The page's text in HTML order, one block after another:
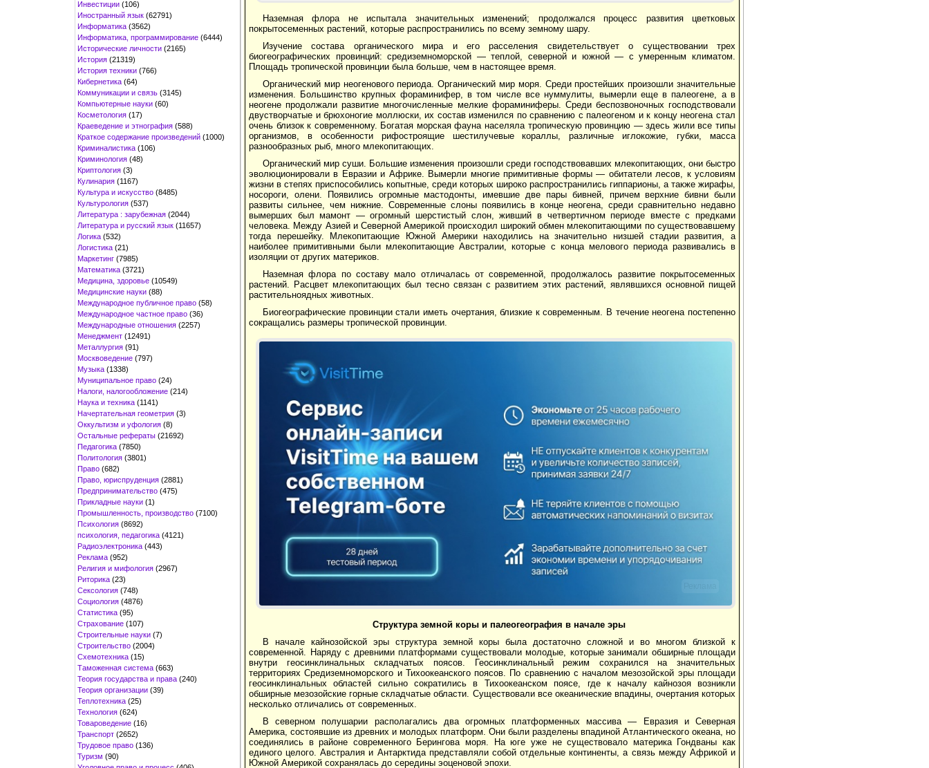
Инвестиции (106)
Иностранный язык (62791)
Информатика (3562)
Информатика, программирование (6444)
Исторические личности (2165)
История (21319)
История техники (766)
Кибернетика (64)
Коммуникации и связь (3145)
Компьютерные науки (60)
Косметология (17)
Краеведение и этнография (588)
Краткое содержание произведений (1000)
Криминалистика (106)
Криминология (48)
Криптология (3)
Кулинария (1167)
Культура и искусство (8485)
Культурология (537)
Литература : зарубежная (2044)
Литература и русский язык (11657)
Логика (532)
Логистика (21)
Маркетинг (7985)
Математика (3721)
Медицина, здоровье (10549)
Медицинские науки (88)
Международное публичное право (58)
Международное частное право (36)
Международные отношения (2257)
Менеджмент (12491)
Металлургия (91)
Москвоведение (797)
Музыка (1338)
Муниципальное право (24)
Налоги, налогообложение (214)
Наука и техника (1141)
Начертательная геометрия (3)
Оккультизм и уфология (8)
Остальные рефераты (21692)
Педагогика (7850)
Политология (3801)
Право (682)
Право, юриспруденция (2881)
Предпринимательство (475)
Прикладные науки (1)
Промышленность, производство (7100)
Психология (8692)
психология, педагогика (4121)
Радиоэлектроника (443)
Реклама (952)
Религия и мифология (2967)
Риторика (23)
Сексология (748)
Социология (4876)
Статистика (95)
Страхование (107)
Строительные науки (7)
Строительство (2004)
Схемотехника (15)
Таможенная система (663)
Теория государства и права (240)
Теория организации (39)
Теплотехника (25)
Технология (624)
Товароведение (16)
Транспорт (2652)
Трудовое право (136)
Туризм (90)
Наземная флора не испытала значительных изменений; продолжался процесс развития цветковых
покрытосеменных растений, которые распространились по всему земному шару.
Изучение состава органического мира и его расселения свидетельствует о существовании трех
биогеографических провинций: средиземноморской — теплой, северной и южной — с умеренным климатом.
Площадь тропической провинции была больше, чем в настоящее время.
Органический мир неогенового периода. Органический мир моря. Среди простейших произошли значительные
изменения. Большинство крупных фораминифер, в том числе все нуммулиты, вымерли еще в палеогене, а в
неогене продолжали развитие многочисленные мелкие фораминиферы. Среди беспозвоночных господствовали
двустворчатые и брюхоногие моллюски, их состав изменился по сравнению с палеогеном и к концу неогена стал
очень близок к современному. Богатая морская фауна населяла тропическую провинцию — здесь жили все типы
организмов, в особенности рифостроящие шестилучевые кораллы, различные иглокожие, губки, масса
разнообразных рыб, много млекопитающих.
Органический мир суши. Большие изменения произошли среди господствовавших млекопитающих, они быстро
эволюционировали в Евразии и Африке. Вымерли многие примитивные формы — обитатели лесов, к условиям
жизни в степях приспособились копытные, среди которых широко распространились гиппарионы, а также жирафы,
носороги, олени. Появились огромные мастодонты, имевшие две пары бивней, причем верхние бивни были
развиты сильнее, чем нижние. Современные слоны появились в конце неогена, среди сравнительно недавно
вымерших был мамонт — огромный шерстистый слон, живший в четвертичном периоде вместе с предками
человека. Между Азией и Северной Америкой происходил широкий обмен млекопитающими по существовавшему
тогда перешейку. Млекопитающие Южной Америки находились на значительно низшей стадии развития, а
наиболее примитивными были млекопитающие Австралии, которые с конца мелового периода развивались в
изоляции от других материков.
Наземная флора по составу мало отличалась от современной, продолжалось развитие покрытосеменных
растений. Расцвет млекопитающих был тесно связан с развитием этих растений, являвшихся основной пищей
растительноядных животных.
Биогеографические провинции стали иметь очертания, близкие к современным. В течение неогена постепенно
сокращались размеры тропической провинции.
Структура земной коры и палеогеография в начале эры
В начале кайнозойской эры структура земной коры была достаточно сложной и во многом близкой к
современной. Наряду с древними платформами существовали молодые, которые занимали обширные площади
внутри геосинклинальных складчатых поясов. Геосинклинальный режим сохранился на значительных
территориях Средиземноморского и Тихоокеанского поясов. По сравнению с началом мезозойской эры площади
геосинклинальных областей сильно сократились в Тихоокеанском поясе, где к началу кайнозоя возникли
обширные мезозойские горные складчатые области. Существовали все океанические впадины, очертания которых
несколько отличались от современных.
В северном полушарии располагались два огромных платформенных массива — Евразия и Северная
Америка, состоявшие из древних и молодых платформ. Они были разделены впадиной Атлантического океана, но
соединялись в районе современного Берингова моря. На юге уже не существовало материка Гондваны как
единого целого. Австралия и Антарктида представляли собой отдельные континенты, а связь между Африкой и
Южной Америкой сохранялась до середины эоценовой эпохи.